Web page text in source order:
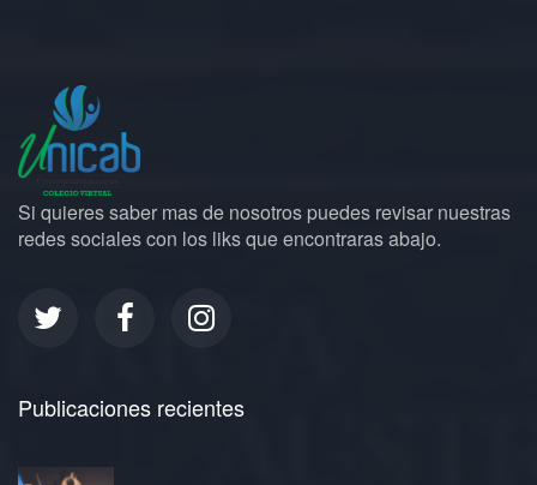
Si quieres saber mas de nosotros puedes revisar nuestras
redes sociales con los liks que encontraras abajo.
Publicaciones recientes